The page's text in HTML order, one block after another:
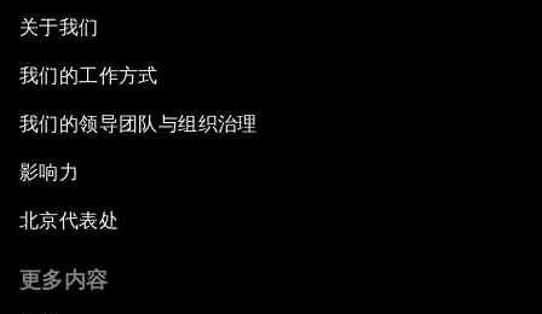
关于我们
我们的工作方式
我们的领导团队与组织治理
影响力
北京代表处
更多内容